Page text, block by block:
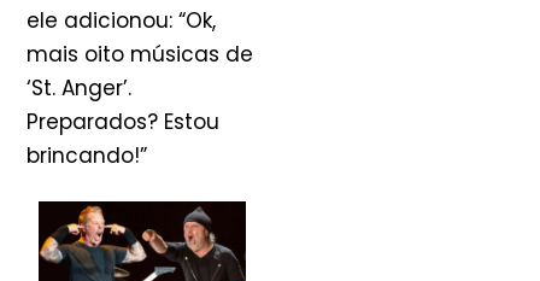
ele adicionou: “Ok,
mais oito músicas de
‘St. Anger’.
Preparados? Estou
brincando!”